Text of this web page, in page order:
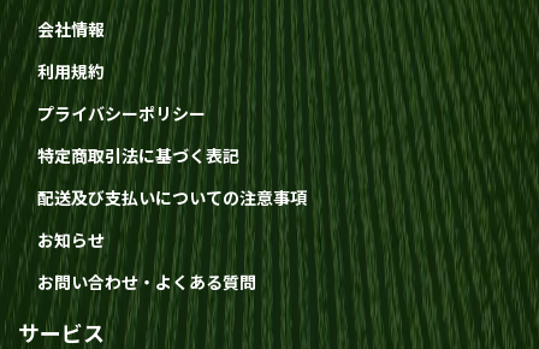
会社情報
利用規約
プライバシーポリシー
特定商取引法に基づく表記
配送及び支払いについての注意事項
お知らせ
お問い合わせ・よくある質問
サービス